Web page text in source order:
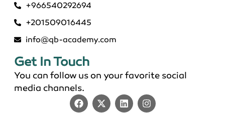
+966540292694
+201509016445
info@qb-academy.com
Get In Touch
You can follow us on your favorite social
media channels.